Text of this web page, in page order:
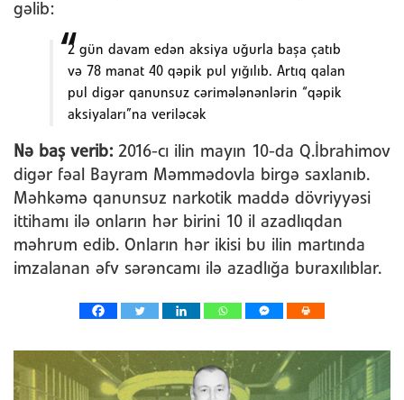
gəlib:
2 gün davam edən aksiya uğurla başa çatıb
və 78 manat 40 qəpik pul yığılıb. Artıq qalan
pul digər qanunsuz cərimələnənlərin “qəpik
aksiyaları”na veriləcək
Nə baş verib: 2016-cı ilin mayın 10-da Q.İbrahimov
digər fəal Bayram Məmmədovla birgə saxlanıb.
Məhkəmə qanunsuz narkotik maddə dövriyyəsi
ittihamı ilə onların hər birini 10 il azadlıqdan
məhrum edib. Onların hər ikisi bu ilin martında
imzalanan əfv sərəncamı ilə azadlığa buraxılıblar.